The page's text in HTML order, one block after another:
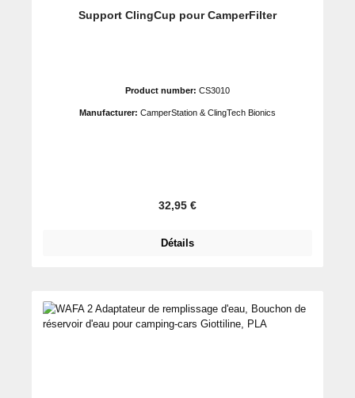
Support ClingCup pour CamperFilter
Product number: CS3010
Manufacturer: CamperStation & ClingTech Bionics
Prix régulier :
32,95 €
Détails